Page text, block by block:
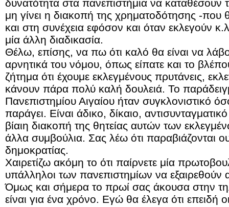
δυνατότητα στα πανεπιστήμια να
μη γίνει η διακοπή της χρηματοδότησης -που
και στη συνέχεια εφόσον και όταν εκλεγούν
μία άλλη διαδικασία.
Θέλω, επίσης, να πω ότι καλό θα είναι να
αρνητικά του νόμου, όπως είπατε και το
ζήτημα ότι έχουμε εκλεγμένους πρυτάνεις,
κάνουν πάρα πολύ καλή δουλειά. Το
Πανεπιστημίου Αιγαίου ήταν συγκλονιστικό
παράγει. Είναι άδικο, δίκαιο,
βίαιη διακοπή της θητείας αυτών των
άλλα συμβούλια. Σας λέω ότι παραβιάζονται
δημοκρατίας.
Χαιρετίζω ακόμη το ότι παίρνετε μία
υπάλληλοι των πανεπιστημίων να εξαιρεθούν
Όμως και σήμερα το πρωί σας άκουσα στην
είναι για ένα χρόνο. Εγώ θα έλεγα ότι επειδή